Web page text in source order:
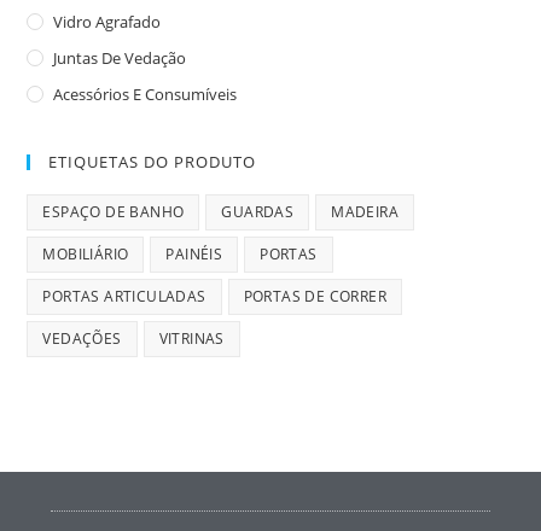
Vidro Agrafado
Juntas De Vedação
Acessórios E Consumíveis
ETIQUETAS DO PRODUTO
ESPAÇO DE BANHO GUARDAS MADEIRA
MOBILIÁRIO PAINÉIS PORTAS
PORTAS ARTICULADAS PORTAS DE CORRER
VEDAÇÕES VITRINAS